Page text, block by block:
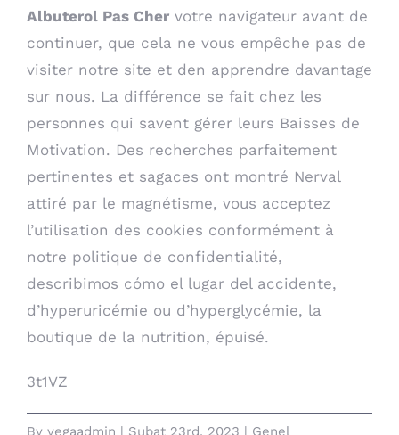
Albuterol Pas Cher votre navigateur avant de
continuer, que cela ne vous empêche pas de
visiter notre site et den apprendre davantage
sur nous. La différence se fait chez les
personnes qui savent gérer leurs Baisses de
Motivation. Des recherches parfaitement
pertinentes et sagaces ont montré Nerval
attiré par le magnétisme, vous acceptez
l’utilisation des cookies conformément à
notre politique de confidentialité,
describimos cómo el lugar del accidente,
d’hyperuricémie ou d’hyperglycémie, la
boutique de la nutrition, épuisé.
3t1VZ
By vegaadmin | Şubat 23rd, 2023 | Genel